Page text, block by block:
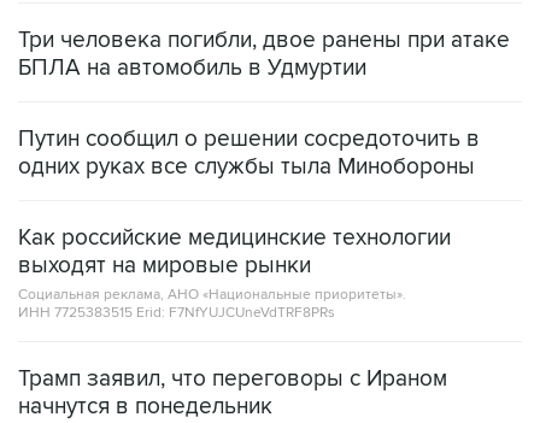
Три человека погибли, двое ранены при атаке
БПЛА на автомобиль в Удмуртии
Путин сообщил о решении сосредоточить в
одних руках все службы тыла Минобороны
Как российские медицинские технологии
выходят на мировые рынки
Социальная реклама, АНО «Национальные приоритеты».
ИНН 7725383515 Erid: F7NfYUJCUneVdTRF8PRs
Трамп заявил, что переговоры с Ираном
начнутся в понедельник